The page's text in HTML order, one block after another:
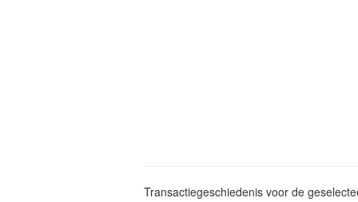
Transactiegeschiedenis voor de